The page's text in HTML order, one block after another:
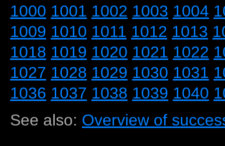
1000 1001 1002 1003 1004
1009 1010 1011 1012 1013
1018 1019 1020 1021 1022
1027 1028 1029 1030 1031
1036 1037 1038 1039 1040
See also: Overview of